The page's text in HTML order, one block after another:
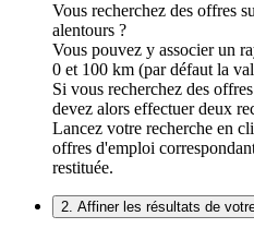
Vous recherchez des offres
alentours ?
Vous pouvez y associer un
0 et 100 km (par défaut la
Si vous recherchez des
devez alors effectuer deux
Lancez votre recherche en
offres d'emploi
restituée.
2. Affiner les résultats de